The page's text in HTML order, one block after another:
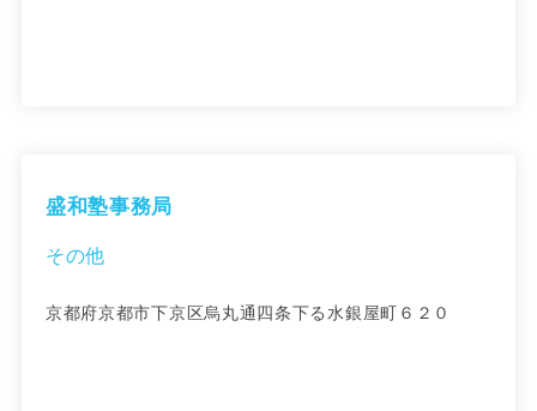
盛和塾事務局
その他
京都府京都市下京区烏丸通四条下る水銀屋町６２０